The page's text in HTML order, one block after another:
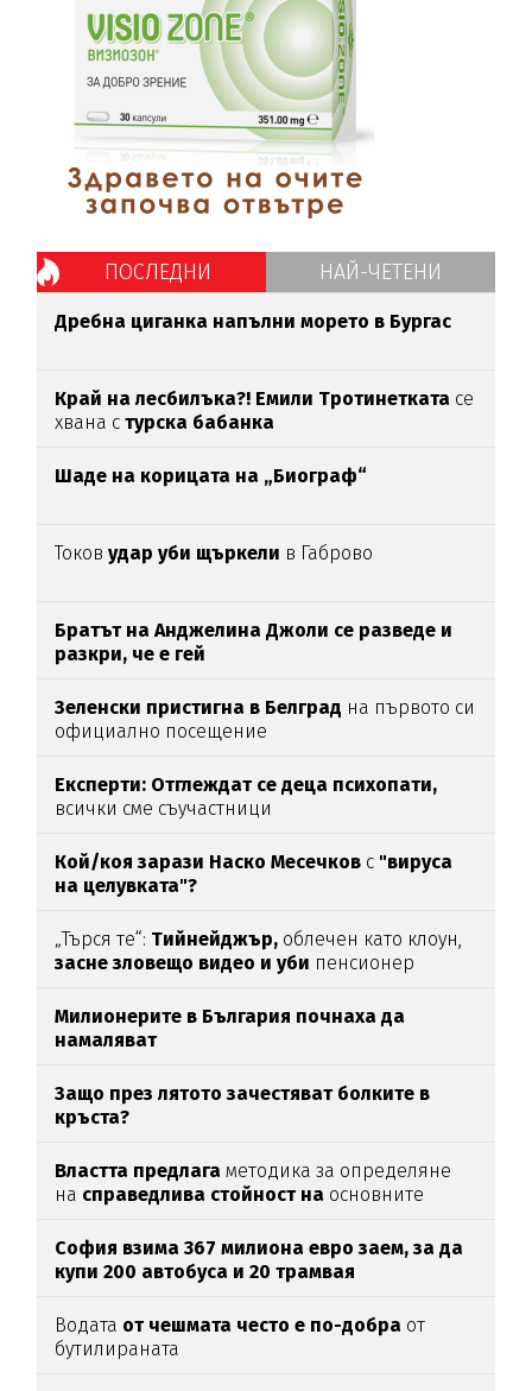
ПОСЛЕДНИ НАЙ-ЧЕТЕНИ
Дребна циганка напълни морето в Бургас
Край на лесбилъка?! Емили Тротинетката се
хвана с турска бабанка
Шаде на корицата на „Биограф“
Токовудар уби щъркели в Габрово
Братът на Анджелина Джоли се разведе и
разкри, че е гей
Зеленски пристигна в Белград на първото си
официално посещение
Експерти: Отглеждат се деца психопати,
всички сме съучастници
Кой/коя зарази Наско Месечков с "вируса
на целувката"?
„Търся те“: Тийнейджър, облечен като клоун,
засне зловещо видео и уби пенсионер
Милионерите в България почнаха да
намаляват
Защо през лятото зачестяват болките в
кръста?
Властта предлага методика за определяне
на справедлива стойност на основните
София взима 367 милиона евро заем, за да
купи 200 автобуса и 20 трамвая
Водата от чешмата често е по-добра от
бутилираната